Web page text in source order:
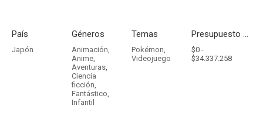
País
Japón
Géneros
Animación,
Anime,
Aventuras,
Ciencia
ficción,
Fantástico,
Infantil
Temas
Pokémon,
Videojuego
Presupuesto - Ingresos
$0 -
$34.337.258